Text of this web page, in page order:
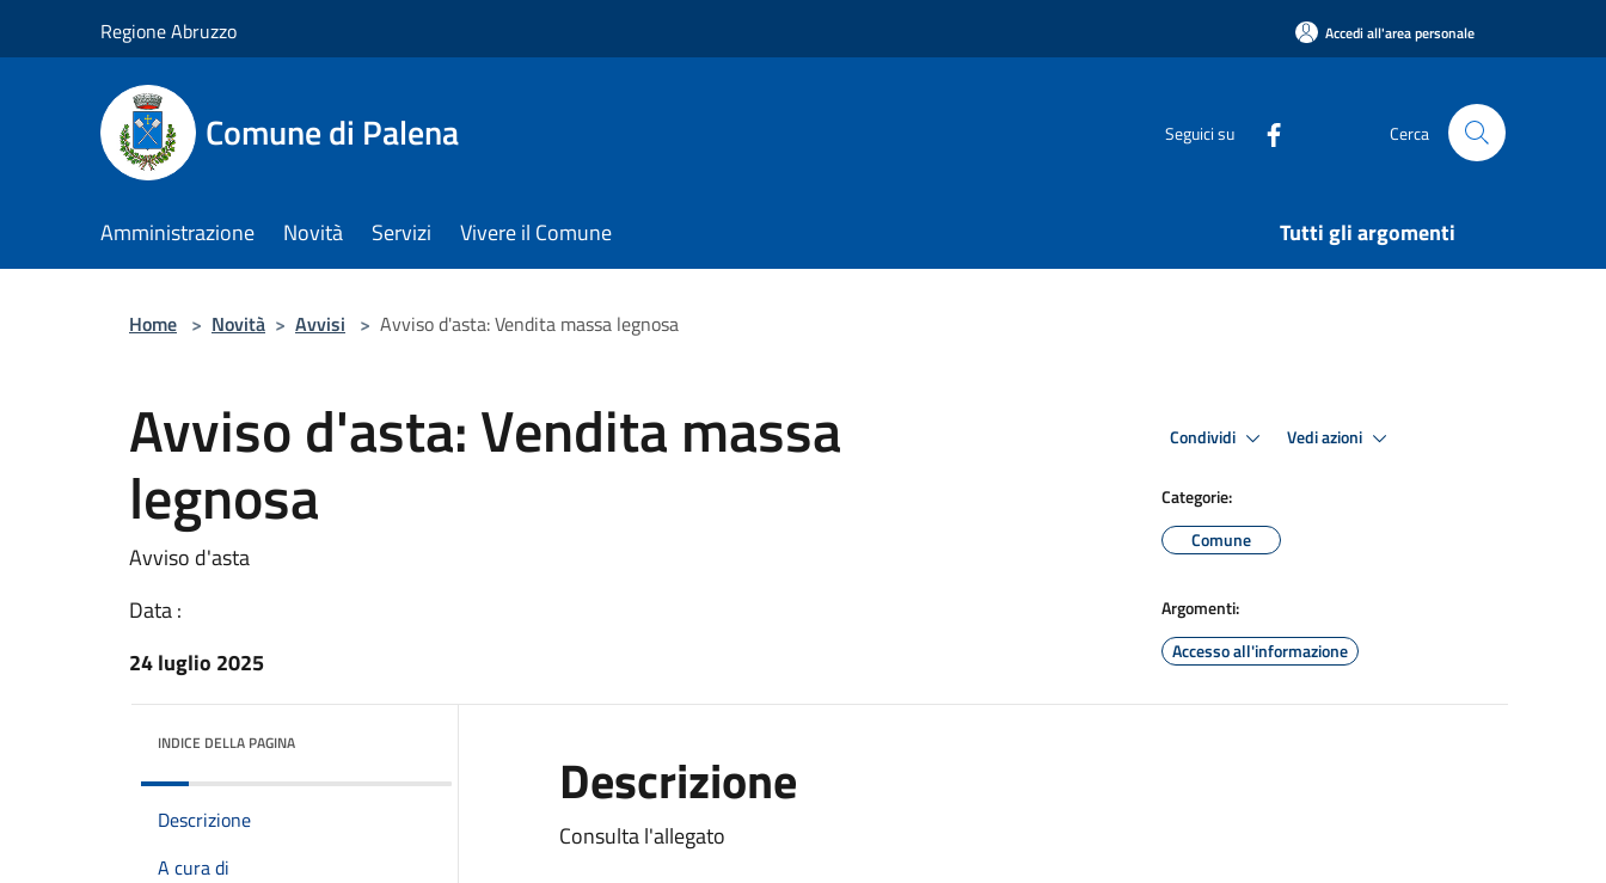
Regione Abruzzo Accedi all'area personale
Comune di Palena Seguici su Cerca
Amministrazione Novità Servizi Vivere il Comune Tutti gli argomenti
Home > Novità > Avvisi > Avviso d'asta: Vendita massa legnosa
Avviso d'asta: Vendita massa
legnosa
Avviso d'asta
Data :
24 luglio 2025
Condividi Vedi azioni
Categorie:
Comune
Argomenti:
Accesso all'informazione
INDICE DELLA PAGINA
Descrizione
A cura di
Descrizione
Consulta l'allegato